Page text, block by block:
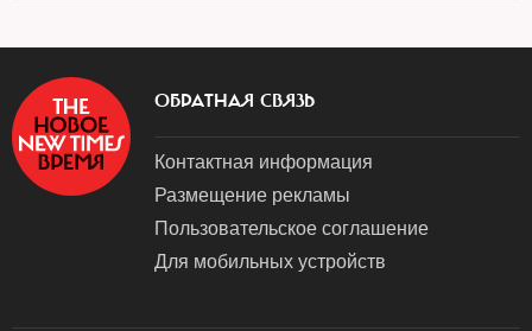
ОБРАТНАЯ СВЯЗЬ
Контактная информация
Размещение рекламы
Пользовательское соглашение
Для мобильных устройств